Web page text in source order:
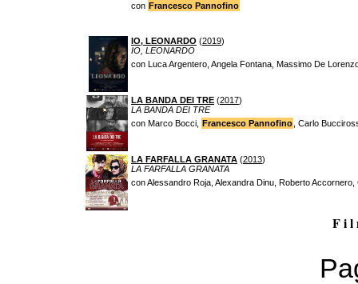
con Francesco Pannofino
IO, LEONARDO (2019)
IO, LEONARDO
con Luca Argentero, Angela Fontana, Massimo De
LA BANDA DEI TRE (2017)
LA BANDA DEI TRE
con Marco Bocci, Francesco Pannofino , Carlo
LA FARFALLA GRANATA (2013)
LA FARFALLA GRANATA
con Alessandro Roja, Alexandra Dinu, Roberto
F i l